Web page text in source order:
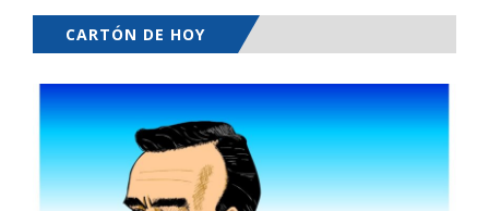
CARTÓN DE HOY